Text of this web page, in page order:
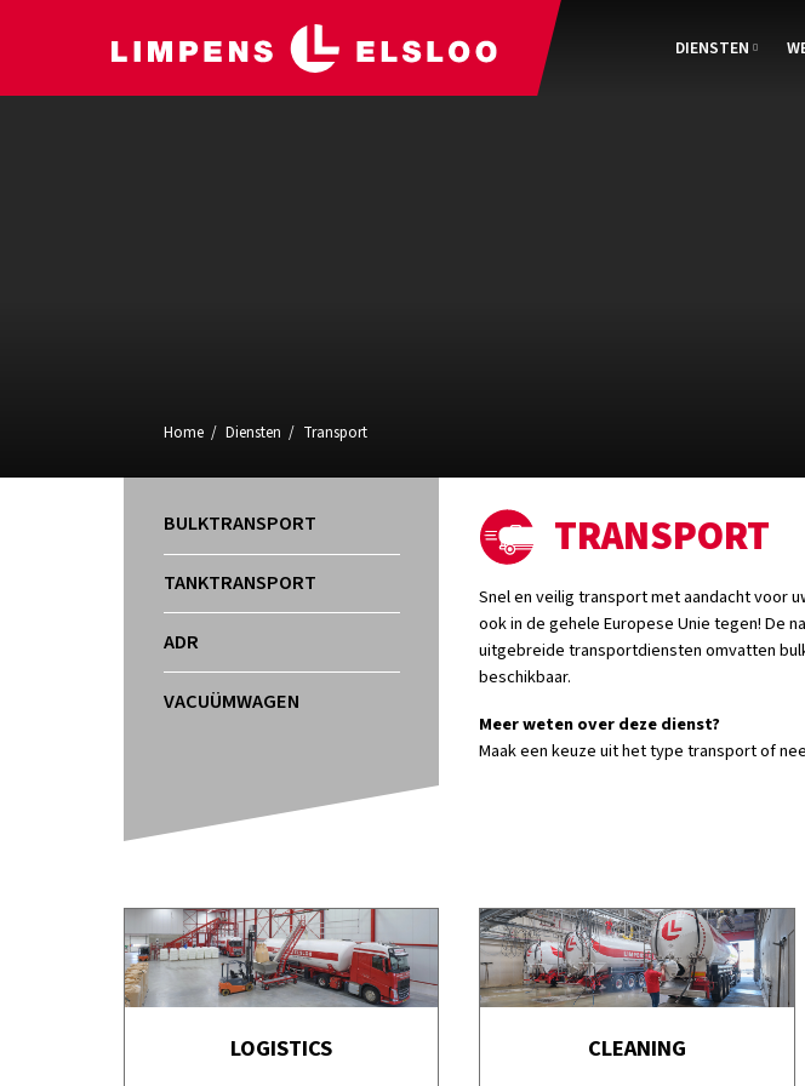
DIENSTEN
Home Diensten Transport
TRANSPORT
Snel en veilig transport met aandacht voor
ook in de gehele Europese Unie tegen! De
uitgebreide transportdiensten omvatten
beschikbaar.
Meer weten over deze dienst?
Maak een keuze uit het type transport of
BULKTRANSPORT
TANKTRANSPORT
ADR
VACUÜMWAGEN
LOGISTICS CLEANING